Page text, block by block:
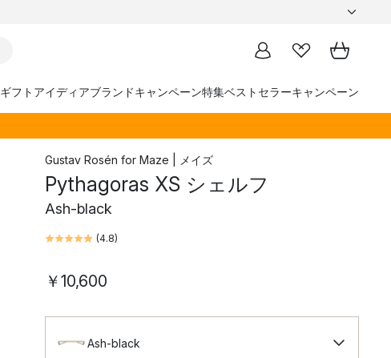
ギフトアイディアブランドキャンペーン特集ベストセラーキャンペーン
Gustav Rosén for Maze | メイズ
Pythagoras XS シェルフ
Ash-black
(4.8)
￥10,600
Ash-black